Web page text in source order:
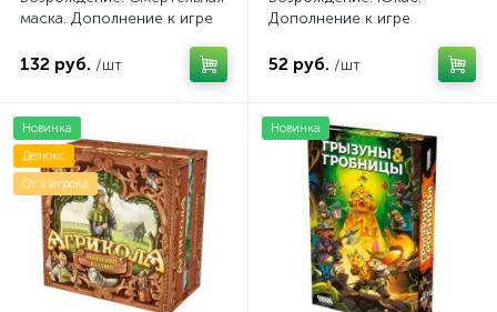
маска. Дополнение к игре
132 руб. /шт
Дополнение к игре
52 руб. /шт
Новинка
Делюкс
От 1 игрока
Новинка